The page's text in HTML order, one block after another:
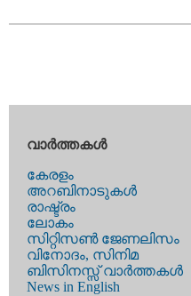
വാര്‍ത്തകള്‍
കേരളം
അറബിനാടുകള്‍
രാഷ്ട്രം
ലോകം
സിറ്റിസണ്‍ ജേണലിസം
വിനോദം, സിനിമ
ബിസിനസ്സ് വാര്‍ത്തകള്‍
News in English